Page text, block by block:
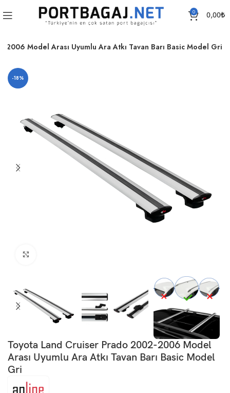
0 0,00₺
Model Arası Uyumlu Ara Atkı Tavan Barı Basic Model Gri
-18%
Toyota Land Cruiser Prado 2002-2006 Model
Arası Uyumlu Ara Atkı Tavan Barı Basic Model
Gri